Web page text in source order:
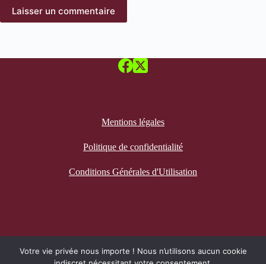
Laisser un commentaire
Mentions légales
Politique de confidentialité
Conditions Générales d'Utilisation
Votre vie privée nous importe ! Nous n’utilisons aucun cookie